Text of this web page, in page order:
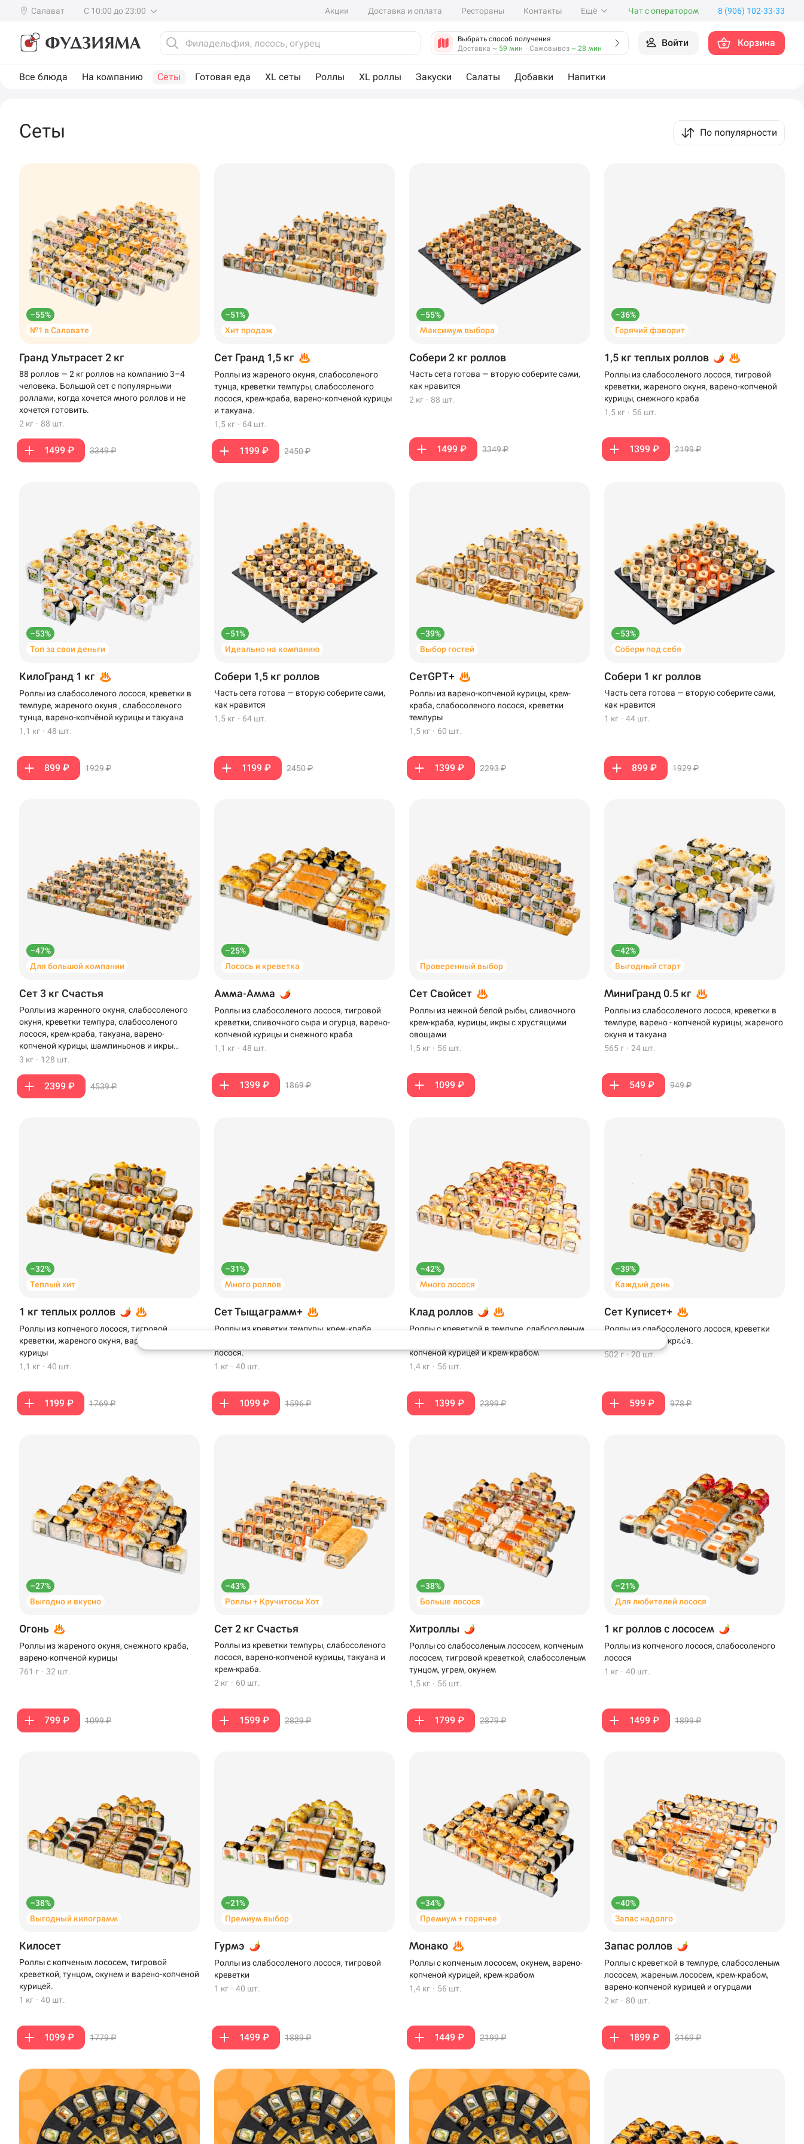
Салават С 10:00 до 23:00 Акции Доставка и оплата Рестораны Контакты Ещё Чат с оператором 8 (906) 102-33-33
Выбрать способ получения
Доставка ~ 59 мин · Самовывоз ~ 28 мин Войти Корзина
Все блюда На компанию Сеты Готовая еда XL сеты Роллы XL роллы Закуски Салаты Добавки Напитки
Сеты По популярности
–55%
№1 в Салавате
Гранд Ультрасет 2 кг
88 роллов — 2 кг роллов на компанию 3–4
человека. Большой сет с популярными
роллами, когда хочется много роллов и не
хочется готовить.
2 кг · 88 шт.
1499 ₽ 3349 ₽
–51%
Хит продаж
Сет Гранд 1,5 кг
Роллы из жареного окуня, слабосоленого
тунца, креветки темпуры, слабосоленого
лосося, крем-краба, варено-копченой курицы
и такуана.
1,5 кг · 64 шт.
1199 ₽ 2450 ₽
–55%
Максимум выбора
Собери 2 кг роллов
Часть сета готова — вторую соберите сами,
как нравится
2 кг · 88 шт.
1499 ₽ 3349 ₽
–36%
Горячий фаворит
1,5 кг теплых роллов
Роллы из слабосоленого лосося, тигровой
креветки, жареного окуня, варено-копченой
курицы, снежного краба
1,5 кг · 56 шт.
1399 ₽ 2199 ₽
–53%
Топ за свои деньги
КилоГранд 1 кг
Роллы из слабосоленого лосося, креветки в
темпуре, жареного окуня , слабосоленого
тунца, варено-копчёной курицы и такуана
1,1 кг · 48 шт.
899 ₽ 1929 ₽
–51%
Идеально на компанию
Собери 1,5 кг роллов
Часть сета готова — вторую соберите сами,
как нравится
1,5 кг · 64 шт.
1199 ₽ 2450 ₽
–39%
Выбор гостей
СетGPT+
Роллы из варено-копченой курицы, крем-
краба, слабосоленого лосося, креветки
темпуры
1,5 кг · 60 шт.
1399 ₽ 2293 ₽
–53%
Собери под себя
Собери 1 кг роллов
Часть сета готова — вторую соберите сами,
как нравится
1 кг · 44 шт.
899 ₽ 1929 ₽
–47%
Для большой компании
Сет 3 кг Счастья
Роллы из жаренного окуня, слабосоленого
окуня, креветки темпура, слабосоленого
лосося, крем-краба, такуана, варено-
копченой курицы, шампиньонов и икры
масаго
3 кг · 128 шт.
2399 ₽ 4539 ₽
–25%
Лосось и креветка
Амма-Амма
Роллы из слабосоленого лосося, тигровой
креветки, сливочного сыра и огурца, варено-
копченой курицы и снежного краба
1,1 кг · 48 шт.
1399 ₽ 1869 ₽
Проверенный выбор
Сет Свойсет
Роллы из нежной белой рыбы, сливочного
крем-краба, курицы, икры с хрустящими
овощами
1,5 кг · 56 шт.
1099 ₽
–42%
Выгодный старт
МиниГранд 0.5 кг
Роллы из слабосоленого лосося, креветки в
темпуре, варено - копченой курицы, жареного
окуня и такуана
565 г · 24 шт.
549 ₽ 949 ₽
–32%
Теплый хит
1 кг теплых роллов
Роллы из копченого лосося, тигровой
креветки, жареного окуня, варено-копченой
курицы
1,1 кг · 40 шт.
1199 ₽ 1769 ₽
–31%
Много роллов
Сет Тыщаграмм+
Роллы из креветки темпуры, крем-краба,
лосося.
1 кг · 40 шт.
1099 ₽ 1596 ₽
–42%
Много лосося
Клад роллов
Роллы с креветкой в темпуре, слабосоленым
копченой курицей и крем-крабом
1,4 кг · 56 шт.
1399 ₽ 2399 ₽
–39%
Каждый день
Сет Куписет+
Роллы из слабосоленого лосося, креветки
темпуры и крем-краба.
502 г · 20 шт.
599 ₽ 978 ₽
–27%
Выгодно и вкусно
Огонь
Роллы из жареного окуня, снежного краба,
варено-копченой курицы
761 г · 32 шт.
799 ₽ 1099 ₽
–43%
Роллы + Кручитосы Хот
Сет 2 кг Счастья
Роллы из креветки темпуры, слабосоленого
лосося, варено-копченой курицы, такуана и
крем-краба.
2 кг · 60 шт.
1599 ₽ 2829 ₽
–38%
Больше лосося
Хитроллы
Роллы со слабосоленым лососем, копченым
лососем, тигровой креветкой, слабосоленым
тунцом, угрем, окунем
1,5 кг · 56 шт.
1799 ₽ 2879 ₽
–21%
Для любителей лосося
1 кг роллов с лососем
Роллы из копченого лосося, слабосоленого
лосося
1 кг · 40 шт.
1499 ₽ 1899 ₽
–38%
Выгодный килограмм
Килосет
Роллы с копченым лососем, тигровой
креветкой, тунцом, окунем и варено-копченой
курицей.
1 кг · 40 шт.
1099 ₽ 1779 ₽
–21%
Премиум выбор
Гурмэ
Роллы из слабосоленого лосося, тигровой
креветки
1 кг · 40 шт.
1499 ₽ 1889 ₽
–34%
Премиум + горячее
Монако
Роллы с копченым лососем, окунем, варено-
копченой курицей, крем-крабом
1,4 кг · 56 шт.
1449 ₽ 2199 ₽
–40%
Запас надолго
Запас роллов
Роллы с креветкой в темпуре, слабосоленым
лососем, жареным лососем, крем-крабом,
варено-копченой курицей и огурцами
2 кг · 80 шт.
1899 ₽ 3169 ₽
Уренгой
Самовывоз
бульвар Космонавтов, 13 ·
Космонавтов